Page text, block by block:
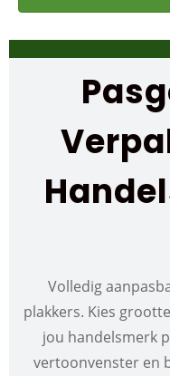
Volledig
plakkers. Kies
jou handelsmerk
vertoonvenster en